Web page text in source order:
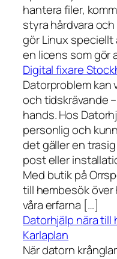
hantera filer,
styra hårdvara
gör Linux
en licens som gör
Digital fixare
Datorproblem kan
och tidskrävande
hands. Hos
personlig och
det gäller en
post eller
Med butik på
till hembesök
våra erfarna […]
Datorhjälp nära
Karlaplan
När datorn